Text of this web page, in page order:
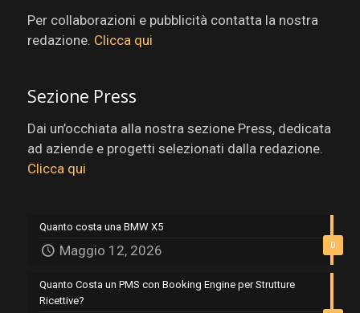
Per collaborazioni e pubblicità contatta la nostra
redazione. Clicca qui
Sezione Press
Dai un’occhiata alla nostra sezione Press, dedicata
ad aziende e progetti selezionati dalla redazione.
Clicca qui
0
Quanto costa una BMW X5
Maggio 12, 2026
Quanto Costa un PMS con Booking Engine per Strutture
Ricettive?